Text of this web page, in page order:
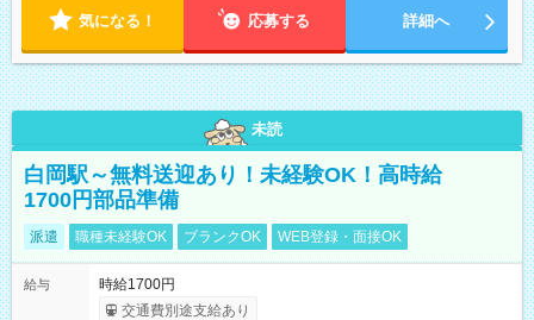
気になる！ 応募する 詳細へ
未読
白岡駅～無料送迎あり！未経験OK！高時給
1700円部品準備
派遣 職種未経験OK ブランクOK WEB登録・面接OK
給与
時給1700円
交通費別途支給あり